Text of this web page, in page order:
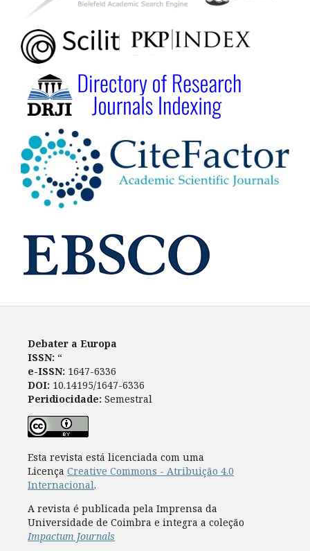
Debater a Europa
ISSN: “
e-ISSN: 1647-6336
DOI: 10.14195/1647-6336
Peridiocidade: Semestral
Esta revista está licenciada com uma
Licença Creative Commons - Atribuição 4.0
Internacional.
A revista é publicada pela Imprensa da
Universidade de Coimbra e integra a coleção
Impactum Journals